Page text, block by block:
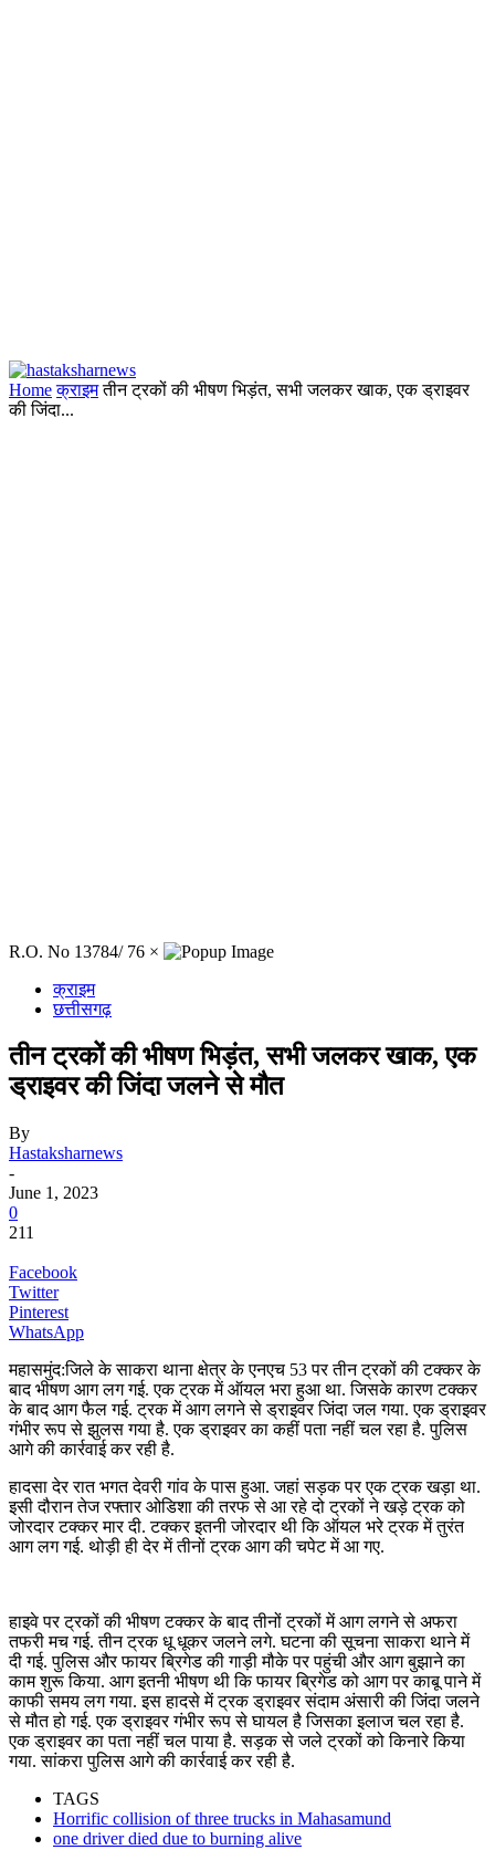
Home क्राइम तीन ट्रकों की भीषण भिड़ंत, सभी जलकर खाक, एक ड्राइवर
की जिंदा...
R.O. No 13784/ 76 ×
क्राइम
छत्तीसगढ़
तीन ट्रकों की भीषण भिड़ंत, सभी जलकर खाक, एक
ड्राइवर की जिंदा जलने से मौत
By
Hastaksharnews
-
June 1, 2023
0
211
Facebook
Twitter
Pinterest
WhatsApp
महासमुंद:जिले के साकरा थाना क्षेत्र के एनएच 53 पर तीन ट्रकों की टक्कर के
बाद भीषण आग लग गई. एक ट्रक में ऑयल भरा हुआ था. जिसके कारण टक्कर
के बाद आग फैल गई. ट्रक में आग लगने से ड्राइवर जिंदा जल गया. एक ड्राइवर
गंभीर रूप से झुलस गया है. एक ड्राइवर का कहीं पता नहीं चल रहा है. पुलिस
आगे की कार्रवाई कर रही है.
हादसा देर रात भगत देवरी गांव के पास हुआ. जहां सड़क पर एक ट्रक खड़ा था.
इसी दौरान तेज रफ्तार ओडिशा की तरफ से आ रहे दो ट्रकों ने खड़े ट्रक को
जोरदार टक्कर मार दी. टक्कर इतनी जोरदार थी कि ऑयल भरे ट्रक में तुरंत
आग लग गई. थोड़ी ही देर में तीनों ट्रक आग की चपेट में आ गए.
हाइवे पर ट्रकों की भीषण टक्कर के बाद तीनों ट्रकों में आग लगने से अफरा
तफरी मच गई. तीन ट्रक धू धूकर जलने लगे. घटना की सूचना साकरा थाने में
दी गई. पुलिस और फायर ब्रिगेड की गाड़ी मौके पर पहुंची और आग बुझाने का
काम शुरू किया. आग इतनी भीषण थी कि फायर ब्रिगेड को आग पर काबू पाने में
काफी समय लग गया. इस हादसे में ट्रक ड्राइवर संदाम अंसारी की जिंदा जलने
से मौत हो गई. एक ड्राइवर गंभीर रूप से घायल है जिसका इलाज चल रहा है.
एक ड्राइवर का पता नहीं चल पाया है. सड़क से जले ट्रकों को किनारे किया
गया. सांकरा पुलिस आगे की कार्रवाई कर रही है.
TAGS
Horrific collision of three trucks in Mahasamund
one driver died due to burning alive